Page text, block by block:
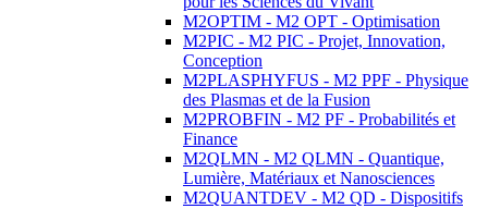
M2OPTIM - M2 OPT - Optimisation
M2PIC - M2 PIC - Projet, Innovation,
Conception
M2PLASPHYFUS - M2 PPF - Physique
des Plasmas et de la Fusion
M2PROBFIN - M2 PF - Probabilités et
Finance
M2QLMN - M2 QLMN - Quantique,
Lumière, Matériaux et Nanosciences
M2QUANTDEV - M2 QD - Dispositifs